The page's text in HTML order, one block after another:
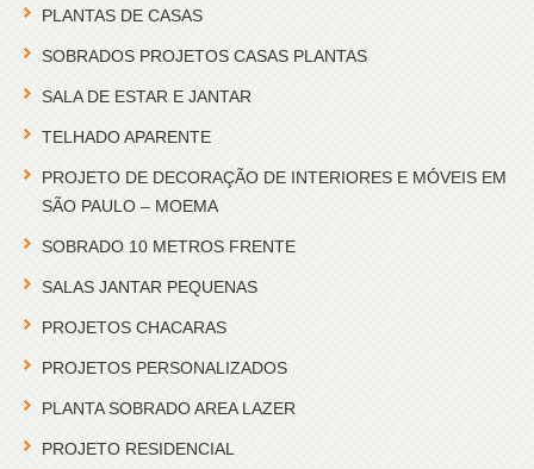
PLANTAS DE CASAS
SOBRADOS PROJETOS CASAS PLANTAS
SALA DE ESTAR E JANTAR
TELHADO APARENTE
PROJETO DE DECORAÇÃO DE INTERIORES E MÓVEIS EM
SÃO PAULO – MOEMA
SOBRADO 10 METROS FRENTE
SALAS JANTAR PEQUENAS
PROJETOS CHACARAS
PROJETOS PERSONALIZADOS
PLANTA SOBRADO AREA LAZER
PROJETO RESIDENCIAL